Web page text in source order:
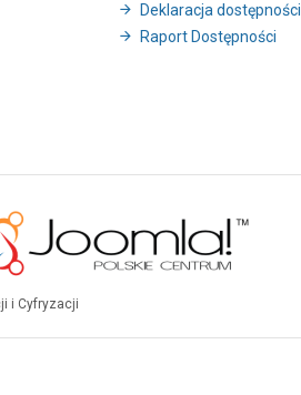
Deklaracja dostępności
Raport Dostępności
i Cyfryzacji